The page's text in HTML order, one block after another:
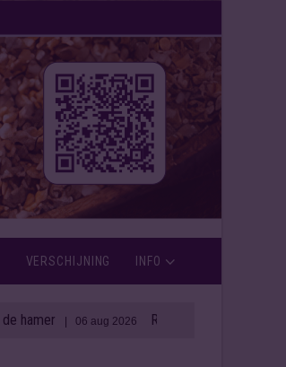
VERSCHIJNING INFO
| 06 aug 2026 Rémy Cointreau zet in op